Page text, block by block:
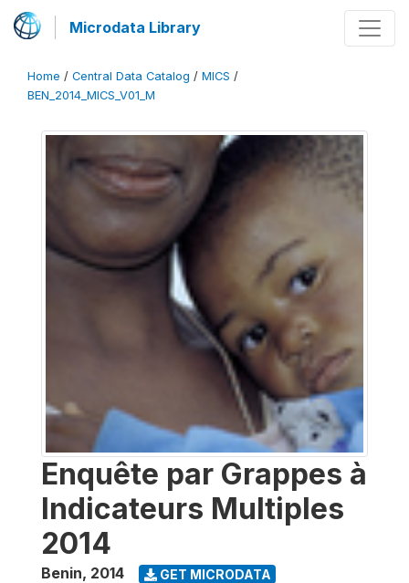
Microdata Library
Home / Central Data Catalog / MICS /
BEN_2014_MICS_V01_M
Enquête par Grappes à
Indicateurs Multiples
2014
Benin, 2014 GET MICRODATA